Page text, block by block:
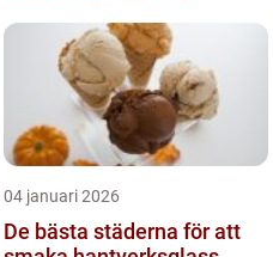
04 januari 2026
De bästa städerna för att